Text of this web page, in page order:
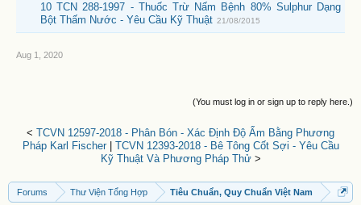
10 TCN 288-1997 - Thuốc Trừ Nấm Bệnh 80% Sulphur Dạng
Bột Thấm Nước - Yêu Cầu Kỹ Thuật 21/08/2015
Aug 1, 2020
(You must log in or sign up to reply here.)
< TCVN 12597-2018 - Phân Bón - Xác Định Độ Ẩm Bằng Phương
Pháp Karl Fischer| TCVN 12393-2018 - Bê Tông Cốt Sợi - Yêu Cầu
Kỹ Thuật Và Phương Pháp Thử>
Forums Thư Viện Tổng Hợp Tiêu Chuẩn, Quy Chuẩn Việt Nam